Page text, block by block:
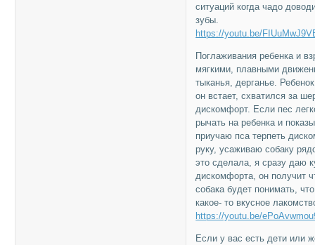
ситуаций когда чадо
зубы.
https://youtu.be/
Поглаживания ребенка и
мягкими, плавными
тыканья, дерганье.
он встает, схватился за
дискомфорт. Если пес
рычать на ребенка и
приучаю пса терпеть
руку, усаживаю собаку
это сделала, я сразу даю
дискомфорта, он получит
собака будет понимать,
какое- то вкусное
https://youtu.be/
Если у вас есть дети или